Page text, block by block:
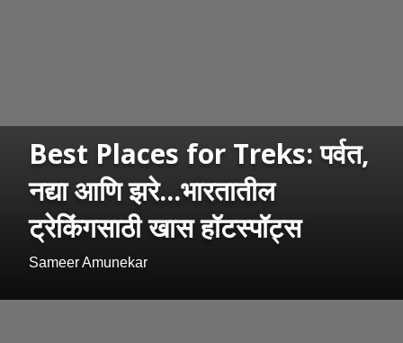
Best Places for Treks: पर्वत,
नद्या आणि झरे...भारतातील
ट्रेकिंगसाठी खास हॉटस्पॉट्स
Sameer Amunekar